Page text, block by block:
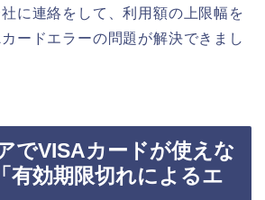
に連絡をして、利用額の上限幅を
ードエラーの問題が解決できまし
でVISAカードが使えな
有効期限切れによるエ